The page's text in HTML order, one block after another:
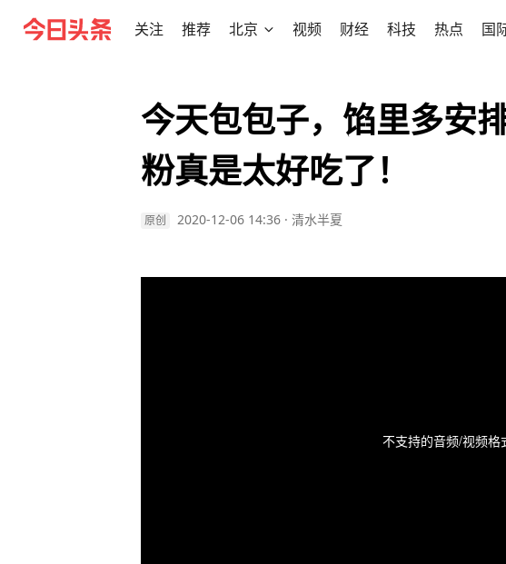
关注 推荐 北京 视频 财经 科技 热点 国
今天包包子，馅里多安
粉真是太好吃了！
原创 2020-12-06 14:36 · 清水半夏
不支持的音频/视频格